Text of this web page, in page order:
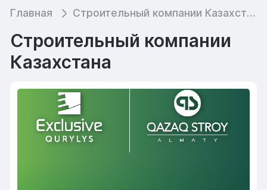
Главная Строительный компании Казахстана
Строительный компании
Казахстана